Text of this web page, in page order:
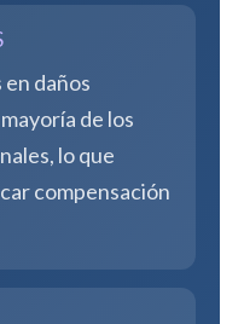
daños
de los
lo que
compensación